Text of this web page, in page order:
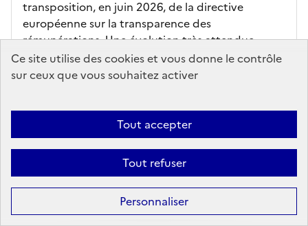
Ce site utilise des cookies et vous donne le contrôle
sur ceux que vous souhaitez activer
Tout accepter
Tout refuser
Personnaliser
transposition, en juin 2026, de la directive
européenne sur la transparence des
rémunérations. Une évolution très attendue...
En savoir plus...
accès en ligne (sous réserve)